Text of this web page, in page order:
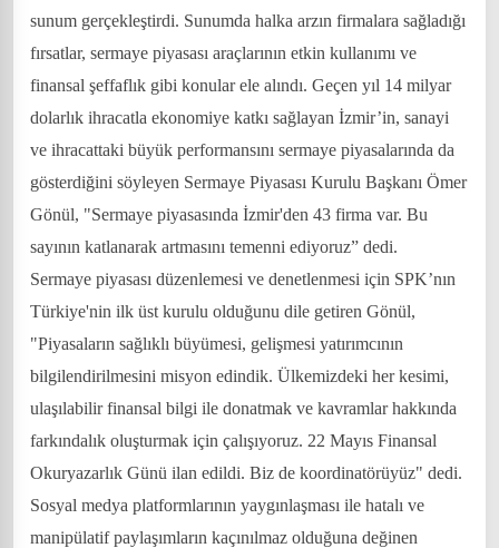
sunum gerçekleştirdi. Sunumda halka arzın firmalara sağladığı
fırsatlar, sermaye piyasası araçlarının etkin kullanımı ve
finansal şeffaflık gibi konular ele alındı. Geçen yıl 14 milyar
dolarlık ihracatla ekonomiye katkı sağlayan İzmir’in, sanayi
ve ihracattaki büyük performansını sermaye piyasalarında da
gösterdiğini söyleyen Sermaye Piyasası Kurulu Başkanı Ömer
Gönül, "Sermaye piyasasında İzmir'den 43 firma var. Bu
sayının katlanarak artmasını temenni ediyoruz” dedi.
Sermaye piyasası düzenlemesi ve denetlenmesi için SPK’nın
Türkiye'nin ilk üst kurulu olduğunu dile getiren Gönül,
"Piyasaların sağlıklı büyümesi, gelişmesi yatırımcının
bilgilendirilmesini misyon edindik. Ülkemizdeki her kesimi,
ulaşılabilir finansal bilgi ile donatmak ve kavramlar hakkında
farkındalık oluşturmak için çalışıyoruz. 22 Mayıs Finansal
Okuryazarlık Günü ilan edildi. Biz de koordinatörüyüz" dedi.
Sosyal medya platformlarının yaygınlaşması ile hatalı ve
manipülatif paylaşımların kaçınılmaz olduğuna değinen